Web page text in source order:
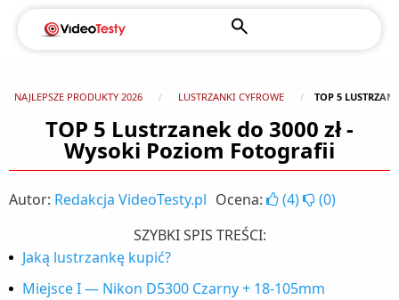
NAJLEPSZE PRODUKTY 2026 LUSTRZANKI CYFROWE TOP 5
TOP 5 Lustrzanek do 3000 zł -
Wysoki Poziom Fotografii
Autor: Redakcja VideoTesty.pl Ocena: (4) (0)
SZYBKI SPIS TREŚCI:
Jaką lustrzankę kupić?
Miejsce I — Nikon D5300 Czarny + 18-105mm